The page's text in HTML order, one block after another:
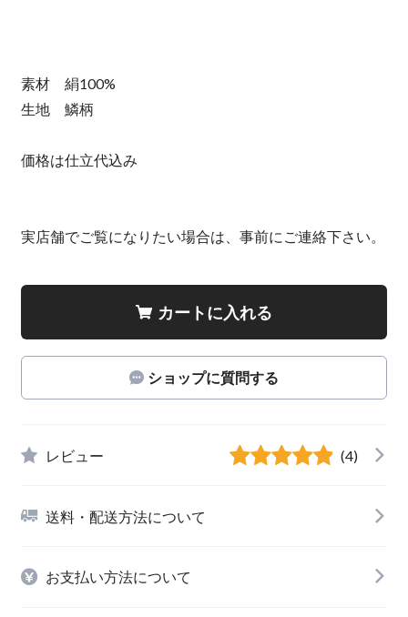
素材 絹100%
生地 鱗柄
価格は仕立代込み
実店舗でご覧になりたい場合は、事前にご連絡下さい。
カートに入れる
ショップに質問する
レビュー (4)
送料・配送方法について
お支払い方法について